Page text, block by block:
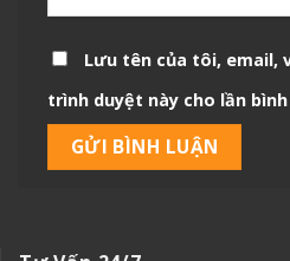
Lưu tên của tôi, email,
trình duyệt này cho lần